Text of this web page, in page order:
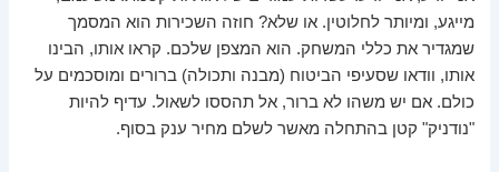
מייגע, ומיותר לחלוטין. או שלא? חוזה השכירות הוא המסמך
שמגדיר את כללי המשחק. הוא המצפן שלכם. קראו אותו, הבינו
אותו, וודאו שסעיפי הביטוח (מבנה ותכולה) ברורים ומוסכמים על
כולם. אם יש משהו לא ברור, אל תהססו לשאול. עדיף להיות
"נודניק" קטן בהתחלה מאשר לשלם מחיר ענק בסוף.